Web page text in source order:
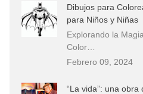
Dibujos para
para Niños y Niñas
Explorando la
Color…
Febrero 09, 2024
“La vida”: una